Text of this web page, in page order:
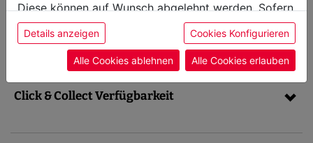
Artikel-Nr.: 21708.590
13,99 € Preis inkl. MwSt.
Click & Collect Verfügbarkeit
Diese können auf Wunsch abgelehnt werden. Sofern
sie unsere Webseite weiter nutzen, geben Sie
Einwilligung zu unseren Cookies.
Details anzeigen Cookies Konfigurieren
Alle Cookies ablehnen Alle Cookies erlauben